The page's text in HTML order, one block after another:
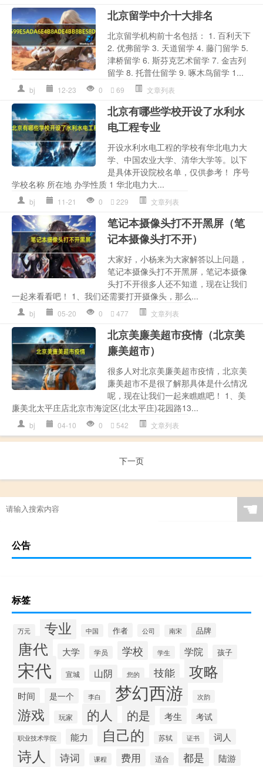
北京留学中介十大排名
北京留学机构前十名包括： 1. 百利天下
2. 优弗留学 3. 天道留学 4. 藤门留学 5.
津桥留学 6. 斯芬克艺术留学 7. 金吉列
留学 8. 托普仕留学 9. 啄木鸟留学 1...
bj 12-23 0 69 文章列表
北京有哪些学校开设了水利水
电工程专业
开设水利水电工程的学校有华北电力大
学、中国农业大学、清华大学等。以下
是具体开设院校名单，仅供参考！ 序号
学校名称 所在地 办学性质 1 华北电力大...
bj 11-21 0 229 文章列表
笔记本摄像头打不开黑屏（笔
记本摄像头打不开）
大家好，小杨来为大家解答以上问题，
笔记本摄像头打不开黑屏，笔记本摄像
头打不开很多人还不知道，现在让我们
一起来看看吧！ 1、我们还需要打开摄像头，那么...
bj 05-20 0 477 文章列表
北京美廉美超市疫情（北京美
廉美超市）
很多人对北京美廉美超市疫情，北京美
廉美超市不是很了解那具体是什么情况
呢，现在让我们一起来瞧瞧吧！ 1、美
廉美北太平庄店北京市海淀区(北太平庄)花园路13...
bj 04-10 0 542 文章列表
下一页
☚
公告
标签
万元 专业 中国 作者 公司 南宋 品牌
唐代 大学 学员 学校 学生 学院 孩子
宋代 宣城 山阴 您的 技能 攻略
时间 是一个 李白 梦幻西游 次韵
游戏 玩家 的人 的是 考生 考试
职业技术学院 能力 自己的 苏轼 证书 词人
诗人 诗词 课程 费用 适合 都是 陆游